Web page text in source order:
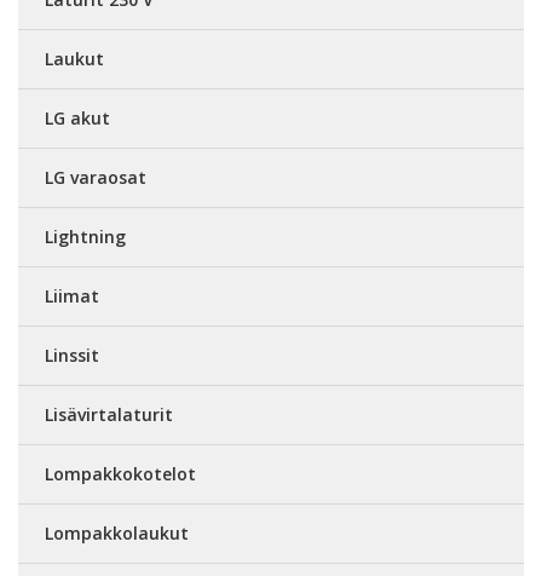
Laukut
LG akut
LG varaosat
Lightning
Liimat
Linssit
Lisävirtalaturit
Lompakkokotelot
Lompakkolaukut